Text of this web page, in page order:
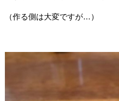
（作る側は大変ですが…）